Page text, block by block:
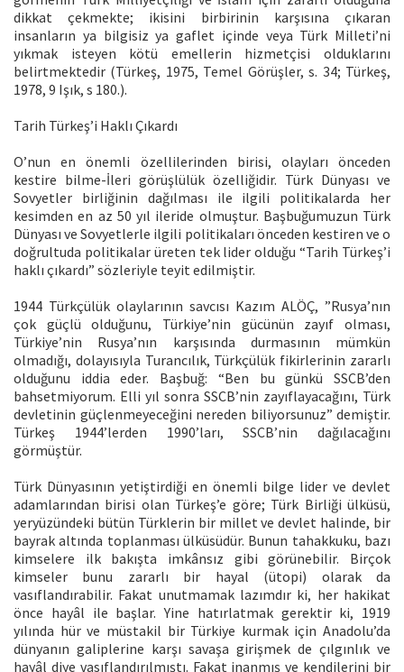
dikkat çekmekte; ikisini birbirinin karşısına çıkaran
insanların ya bilgisiz ya gaflet içinde veya Türk Milleti’ni
yıkmak isteyen kötü emellerin hizmetçisi olduklarını
belirtmektedir (Türkeş, 1975, Temel Görüşler, s. 34; Türkeş,
1978, 9 Işık, s 180.).
Tarih Türkeş’i Haklı Çıkardı
O’nun en önemli özellilerinden birisi, olayları önceden
kestire bilme-İleri görüşlülük özelliğidir. Türk Dünyası ve
Sovyetler birliğinin dağılması ile ilgili politikalarda her
kesimden en az 50 yıl ileride olmuştur. Başbuğumuzun Türk
Dünyası ve Sovyetlerle ilgili politikaları önceden kestiren ve o
doğrultuda politikalar üreten tek lider olduğu “Tarih Türkeş’i
haklı çıkardı” sözleriyle teyit edilmiştir.
1944 Türkçülük olaylarının savcısı Kazım ALÖÇ, ”Rusya’nın
çok güçlü olduğunu, Türkiye’nin gücünün zayıf olması,
Türkiye’nin Rusya’nın karşısında durmasının mümkün
olmadığı, dolayısıyla Turancılık, Türkçülük fikirlerinin zararlı
olduğunu iddia eder. Başbuğ: “Ben bu günkü SSCB’den
bahsetmiyorum. Elli yıl sonra SSCB’nin zayıflayacağını, Türk
devletinin güçlenmeyeceğini nereden biliyorsunuz” demiştir.
Türkeş 1944’lerden 1990’ları, SSCB’nin dağılacağını
görmüştür.
Türk Dünyasının yetiştirdiği en önemli bilge lider ve devlet
adamlarından birisi olan Türkeş’e göre; Türk Birliği ülküsü,
yeryüzündeki bütün Türklerin bir millet ve devlet halinde, bir
bayrak altında toplanması ülküsüdür. Bunun tahakkuku, bazı
kimselere ilk bakışta imkânsız gibi görünebilir. Birçok
kimseler bunu zararlı bir hayal (ütopi) olarak da
vasıflandırabilir. Fakat unutmamak lazımdır ki, her hakikat
önce hayâl ile başlar. Yine hatırlatmak gerektir ki, 1919
yılında hür ve müstakil bir Türkiye kurmak için Anadolu’da
dünyanın galiplerine karşı savaşa girişmek de çılgınlık ve
hayâl diye vasıflandırılmıştı. Fakat inanmış ve kendilerini bir